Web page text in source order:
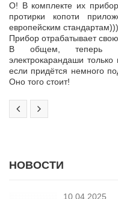
О! В комплекте их
протирки копоти
европейским стандартам)))
Прибор отрабатывает
В общем, теперь
электрокарандаши
если придётся немного
Оно того стоит!
НОВОСТИ
10.04.2025